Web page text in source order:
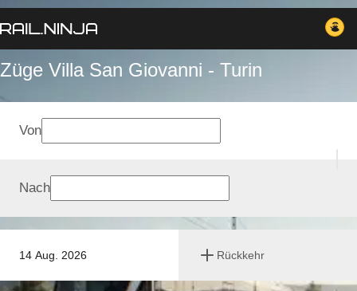
Züge Villa San Giovanni - Turin
14 Aug. 2026 Rückkehr
Von
Nach